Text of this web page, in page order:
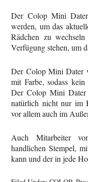
Der Colop Mini
werden, um das
Rädchen zu
Verfügung stehen, um
Der Colop Mini Dater
mit Farbe, sodass
Der Colop Mini Dater
natürlich nicht nur im
vor allem auch im
Auch Mitarbeiter
handlichen Stempel,
kann und der in jede